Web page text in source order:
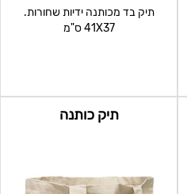
תיק בד מכותנה ידיות שחורות.
41X37 ס"מ
תיק כותנה